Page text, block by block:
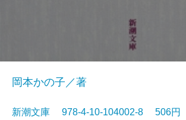
岡本かの子／著
新潮文庫 978-4-10-104002-8 506円